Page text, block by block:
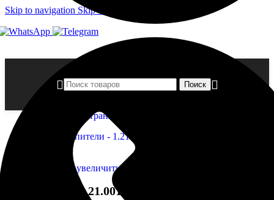
Skip to navigation Skip to main content
Поиск
Главная страница
Нажмите, чтобы увеличить
Капители — 1.21.001